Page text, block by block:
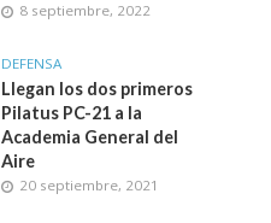
8 septiembre, 2022
DEFENSA
Llegan los dos primeros
Pilatus PC-21 a la
Academia General del
Aire
20 septiembre, 2021